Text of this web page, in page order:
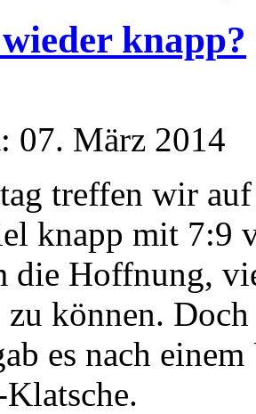
knapp?
07. März 2014
treffen wir
knapp mit 7:9
die Hoffnung,
zu können.
es nach